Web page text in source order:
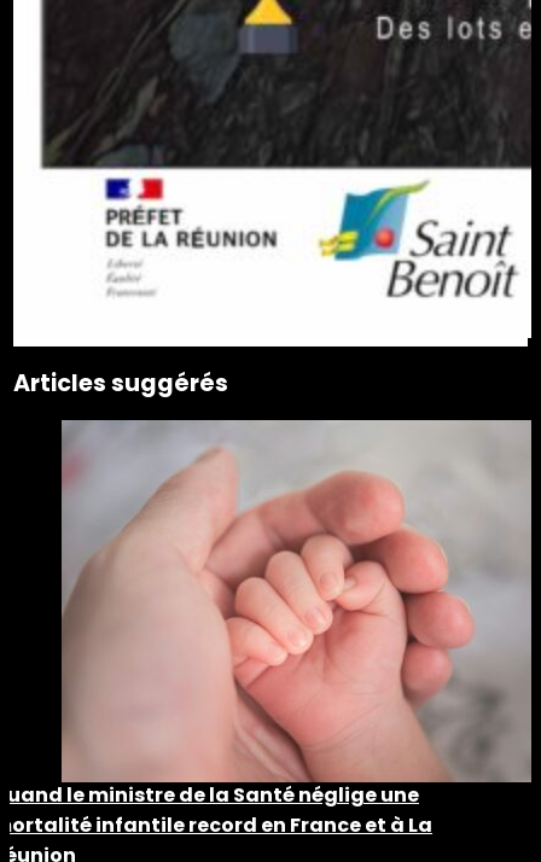
Articles suggérés
le ministre de la Santé néglige une
infantile record en France et à La